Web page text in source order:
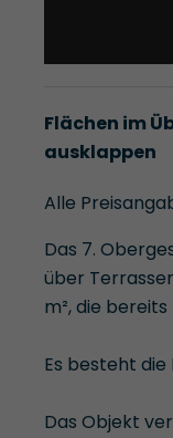
Flächen im
ausklappen
Alle
Das 7.
über
m², die
Es besteht die
Das Objekt